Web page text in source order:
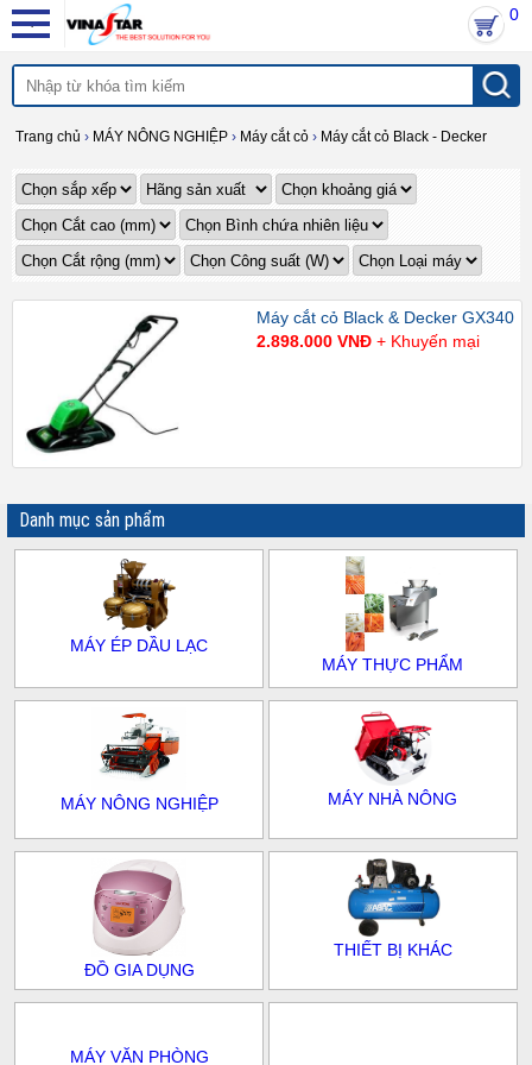
0
Trang chủ › MÁY NÔNG NGHIỆP › Máy cắt cỏ › Máy cắt cỏ Black - Decker
Máy cắt cỏ Black & Decker GX340
2.898.000 VNĐ+ Khuyến mại
Danh mục sản phẩm
MÁY ÉP DẦU LẠC
MÁY THỰC PHẨM
MÁY NÔNG NGHIỆP MÁY NHÀ NÔNG
ĐỒ GIA DỤNG
THIẾT BỊ KHÁC
MÁY VĂN PHÒNG